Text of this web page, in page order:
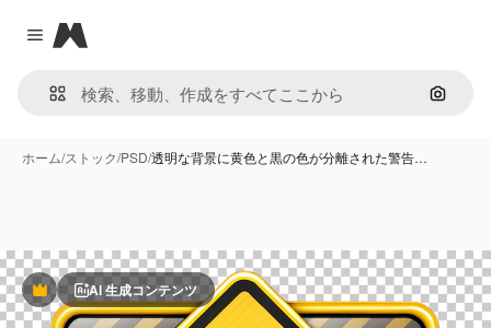
Close menu
Magnific
画像で
ホーム/ストック/PSD/透明な背景に黄色と黒の色が分離された警告…
PremiumAI 生成コンテンツ